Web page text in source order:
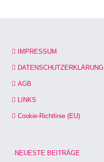
IMPRESSUM
DATENSCHUTZERKLÄRUNG
AGB
LINKS
Cookie-Richtlinie (EU)
NEUESTE BEITRÄGE